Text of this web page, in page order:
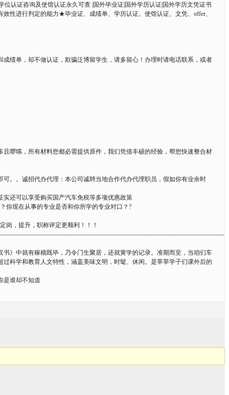
认证咨询及使馆认证永久可查 |国外毕业证|国外学历认证|国外学历文凭证书
性进行判定的能力★毕业证、成绩单、学历认证。使馆认证、文凭、offer、
绩单，却不做认证，欺骗泛博留学生，请多留心！办理时请电话联系，或者
啰嗦，所有材料您都必需提供原件，我们凭借丰硕的经验，帮您快速整合材
。。诚招代办代理：本公司诚聘当地合作代办代理职员，假如你有业余时
实还可以享受购买国产汽车免税等多项优惠政策
你现在从事的专业是否和你所学的专业对口？?
岗，提升，职称评定更顺利！！！
》中就有稼穑既毕，乃令门生聚居，还就黉学的记录。准期而至，当咱们车
科学和教育人文特性，涵盖美味文明，时髦、休闲。是莘莘学子们课外后的
是谁却不知道